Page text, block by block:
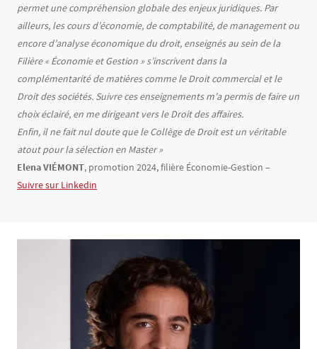
permet une compréhension globale des enjeux juridiques. Par
ailleurs, les cours d’économie, de comptabilité, de management ou
encore d’analyse économique du droit, enseignés au sein de la
Filière « Économie et Gestion » s’inscrivent dans la
complémentarité de matières comme le Droit commercial et le
Droit des sociétés. Suivre ces enseignements m’a permis de faire un
choix éclairé, en me dirigeant vers le Droit des affaires.
Enfin, il ne fait nul doute que le Collège de Droit est un véritable
atout pour la sélection en Master »
Elena VIÉMONT, promotion 2024, filière Économie-Gestion –
Suivre sur Linkedin